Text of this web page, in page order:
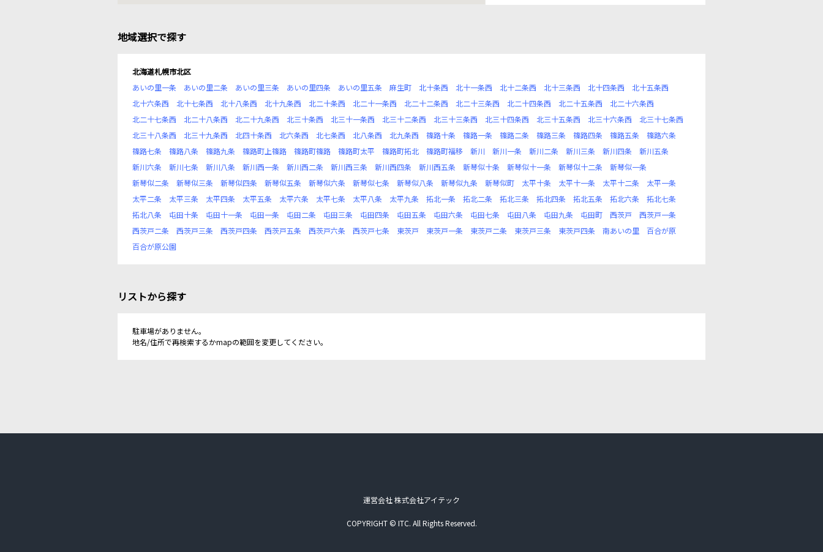
地域選択で探す
北海道札幌市北区
あいの里一条
あいの里二条 あいの里三条 あいの里四条 あいの里五条 麻生町 北十条西 北十一条西 北十二条西 北十三条西 北十四条西
北十五条西
北十六条西
北十七条西 北十八条西 北十九条西 北二十条西 北二十一条西 北二十二条西 北二十三条西 北二十四条西 北二十五条西
北二十六条西
北二十七条西
北二十八条西 北二十九条西 北三十条西 北三十一条西 北三十二条西 北三十三条西 北三十四条西 北三十五条西 北三十六条西
北三十七条西
北三十八条西
北三十九条西 北四十条西 北六条西 北七条西 北八条西 北九条西 篠路十条 篠路一条 篠路二条 篠路三条 篠路四条 篠路五条
篠路六条
篠路七条
篠路八条 篠路九条 篠路町上篠路 篠路町篠路 篠路町太平 篠路町拓北 篠路町福移 新川 新川一条 新川二条 新川三条 新川四条
新川五条
新川六条
新川七条 新川八条 新川西一条 新川西二条 新川西三条 新川西四条 新川西五条 新琴似十条 新琴似十一条 新琴似十二条
新琴似一条
新琴似二条
新琴似三条 新琴似四条 新琴似五条 新琴似六条 新琴似七条 新琴似八条 新琴似九条 新琴似町 太平十条 太平十一条 太平十二条
太平一条
太平二条
太平三条 太平四条 太平五条 太平六条 太平七条 太平八条 太平九条 拓北一条 拓北二条 拓北三条 拓北四条 拓北五条 拓北六条
拓北七条
拓北八条
屯田十条 屯田十一条 屯田一条 屯田二条 屯田三条 屯田四条 屯田五条 屯田六条 屯田七条 屯田八条 屯田九条 屯田町 西茨戸
西茨戸一条
西茨戸二条
西茨戸三条 西茨戸四条 西茨戸五条 西茨戸六条 西茨戸七条 東茨戸 東茨戸一条 東茨戸二条 東茨戸三条 東茨戸四条 南あいの里
百合が原
百合が原公園
リストから探す
駐車場がありません。
地名/住所で再検索するかmapの範囲を変更してください。
運営会社 株式会社アイテック
COPYRIGHT © ITC. All Rights Reserved.